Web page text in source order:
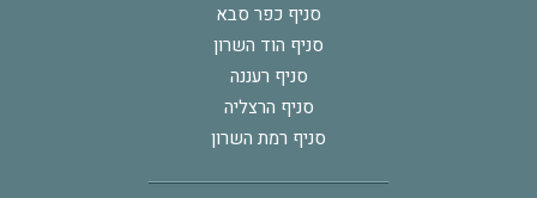
סניף כפר סבא
סניף הוד השרון
סניף רעננה
סניף הרצליה
סניף רמת השרון